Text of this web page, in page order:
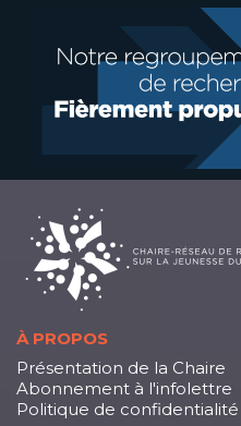
À PROPOS
Présentation de la Chaire
Abonnement à l'infolettre
Politique de confidentialité